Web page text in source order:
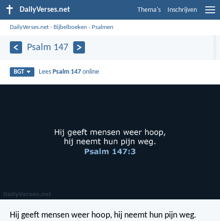
DailyVerses.net Thema's Inschrijven
DailyVerses.net › Bijbelboeken › Psalmen
Psalm 147
BGT Lees Psalm 147 online
Hij geeft mensen weer hoop, hij neemt hun pijn weg.